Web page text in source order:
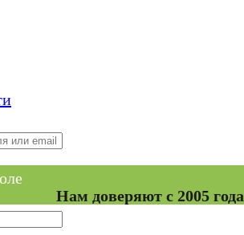
Нам доверяют с 2005 года